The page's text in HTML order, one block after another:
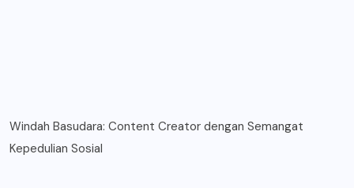
Windah Basudara: Content Creator dengan Semangat
Kepedulian Sosial